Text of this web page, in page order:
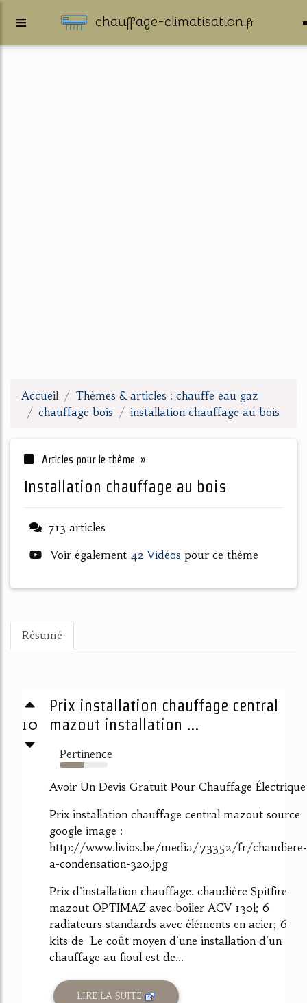
chauffage-climatisation.fr
Accueil
Thèmes & articles : chauffe eau gaz
chauffage bois
installation chauffage au bois
Articles pour le thème »
installation chauffage au bois
713 articles
Voir également 42 Vidéos pour ce thème
Résumé
10
Prix installation chauffage central
mazout installation ...
Pertinence
52%
Avoir Un Devis Gratuit Pour Chauffage Électrique
Prix installation chauffage central mazout source
google image :
http://www.livios.be/media/73352/fr/chaudiere-
a-condensation-320.jpg
Prix d'installation chauffage. chaudière Spitfire
mazout OPTIMAZ avec boiler ACV 130l; 6
radiateurs standards avec éléments en acier; 6
kits de Le coût moyen d'une installation d'un
chauffage au fioul est de...
LIRE LA SUITE